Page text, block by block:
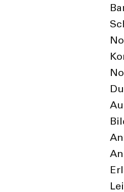
zurück zur
Reformierte